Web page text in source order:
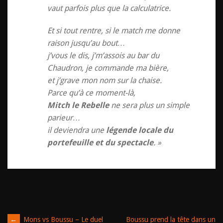
vaut parfois plus que la calculatrice.
Et si tout rentre, si le match me donne
raison jusqu’au bout…
j’vous le dis, j’m’assois au bar du
Chaudron, je commande ma bière,
et j’grave mon nom sur la chaise.
Parce qu’à ce moment-là,
Mitch le Rebellene sera plus un simple
parieur…
il deviendra une légende locale du
portefeuille et du spectacle. »
← Mons vs Boussu – Le duel Boussu prend la tête dans un